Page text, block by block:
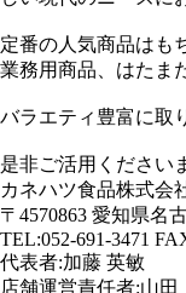
定番の人気商品はも
業務用商品、はたま
バラエティ豊富に取
是非ご活用ください
カネハツ食品株式会
〒4570863 愛知県名
TEL:052-691-3471
代表者:加藤 英敏
店舗運営責任者:山田